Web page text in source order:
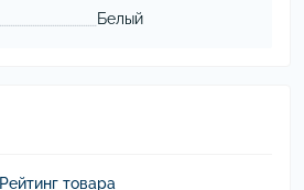
Белый
Рейтинг товара